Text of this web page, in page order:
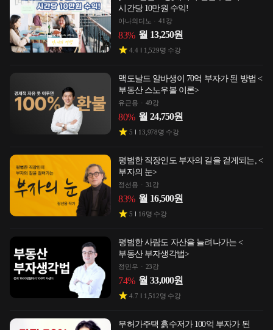
시간당 10만원 수익!
아나의디노 41강
83% 월 13,250원
4.4 1,529명 수강
맥도날드 알바생이 70억 부자가 된 방법 <
부동산 스노우볼 이론>
유근용 49강
80% 월 24,750원
5 13,978명 수강
평범한 직장인도 부자의 길을 걷게되는, <
부자의 눈>
정선용 31강
83% 월 16,500원
5 16명 수강
평범한 사람도 자산을 늘려나가는 <
부동산 부자생각법>
정민우 23강
74% 월 33,000원
4.7 1,512명 수강
무허가주택 흙수저가 100억 부자가 된